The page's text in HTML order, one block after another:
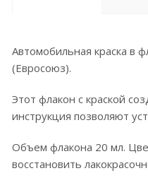
Автомобильная краска в
(Евросоюз).
Этот флакон с краской
инструкция позволяют
Объем флакона 20 мл.
восстановить